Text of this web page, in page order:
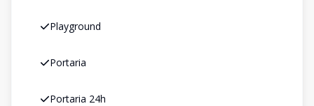
Playground
Portaria
Portaria 24h